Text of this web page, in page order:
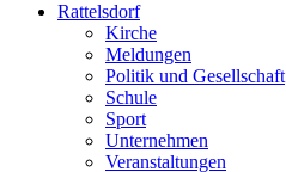
Rattelsdorf
Kirche
Meldungen
Politik und Gesellschaft
Schule
Sport
Unternehmen
Veranstaltungen